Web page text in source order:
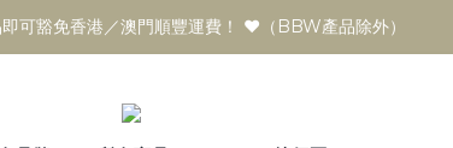
可豁免香港／澳門順豐運費！ ♥️（BBW產品除外）